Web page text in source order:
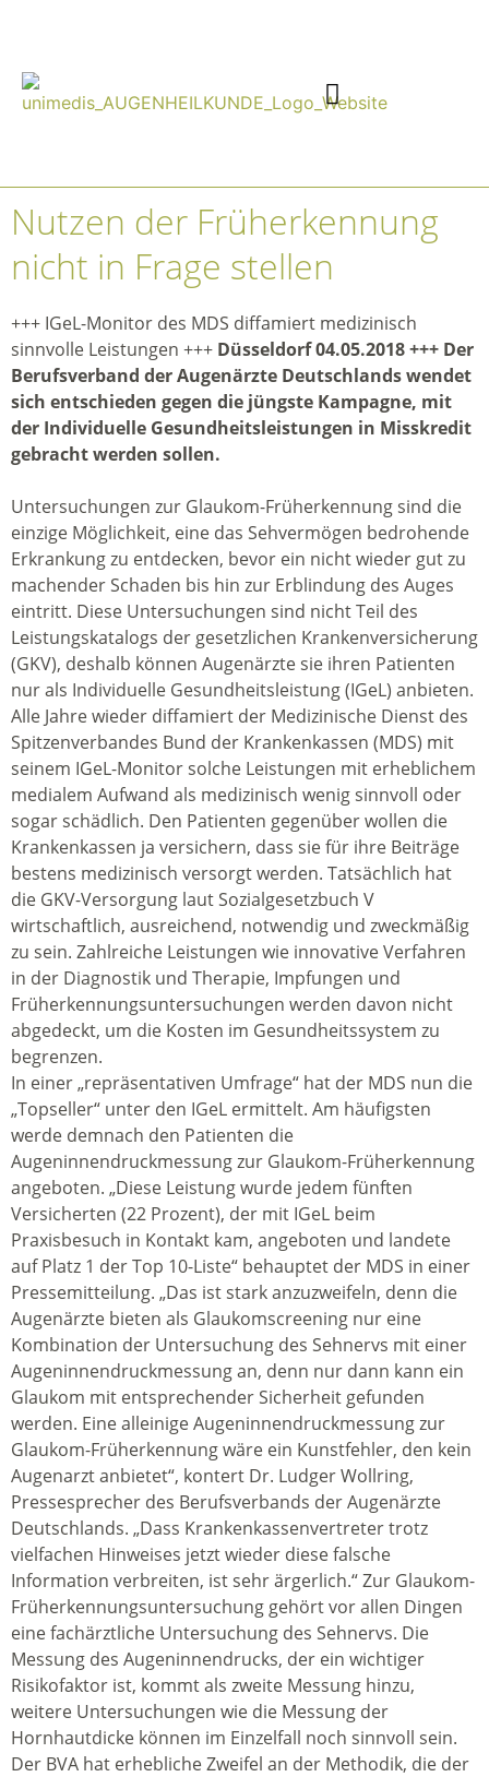
Nutzen der Früherkennung
nicht in Frage stellen
+++ IGeL-Monitor des MDS diffamiert medizinisch
sinnvolle Leistungen +++ Düsseldorf 04.05.2018 +++ Der
Berufsverband der Augenärzte Deutschlands wendet
sich entschieden gegen die jüngste Kampagne, mit
der Individuelle Gesundheitsleistungen in Misskredit
gebracht werden sollen.
Untersuchungen zur Glaukom-Früherkennung sind die
einzige Möglichkeit, eine das Sehvermögen bedrohende
Erkrankung zu entdecken, bevor ein nicht wieder gut zu
machender Schaden bis hin zur Erblindung des Auges
eintritt. Diese Untersuchungen sind nicht Teil des
Leistungskatalogs der gesetzlichen Krankenversicherung
(GKV), deshalb können Augenärzte sie ihren Patienten
nur als Individuelle Gesundheitsleistung (IGeL) anbieten.
Alle Jahre wieder diffamiert der Medizinische Dienst des
Spitzenverbandes Bund der Krankenkassen (MDS) mit
seinem IGeL-Monitor solche Leistungen mit erheblichem
medialem Aufwand als medizinisch wenig sinnvoll oder
sogar schädlich. Den Patienten gegenüber wollen die
Krankenkassen ja versichern, dass sie für ihre Beiträge
bestens medizinisch versorgt werden. Tatsächlich hat
die GKV-Versorgung laut Sozialgesetzbuch V
wirtschaftlich, ausreichend, notwendig und zweckmäßig
zu sein. Zahlreiche Leistungen wie innovative Verfahren
in der Diagnostik und Therapie, Impfungen und
Früherkennungsuntersuchungen werden davon nicht
abgedeckt, um die Kosten im Gesundheitssystem zu
begrenzen.
In einer „repräsentativen Umfrage“ hat der MDS nun die
„Topseller“ unter den IGeL ermittelt. Am häufigsten
werde demnach den Patienten die
Augeninnendruckmessung zur Glaukom-Früherkennung
angeboten. „Diese Leistung wurde jedem fünften
Versicherten (22 Prozent), der mit IGeL beim
Praxisbesuch in Kontakt kam, angeboten und landete
auf Platz 1 der Top 10-Liste“ behauptet der MDS in einer
Pressemitteilung. „Das ist stark anzuzweifeln, denn die
Augenärzte bieten als Glaukomscreening nur eine
Kombination der Untersuchung des Sehnervs mit einer
Augeninnendruckmessung an, denn nur dann kann ein
Glaukom mit entsprechender Sicherheit gefunden
werden. Eine alleinige Augeninnendruckmessung zur
Glaukom-Früherkennung wäre ein Kunstfehler, den kein
Augenarzt anbietet“, kontert Dr. Ludger Wollring,
Pressesprecher des Berufsverbands der Augenärzte
Deutschlands. „Dass Krankenkassenvertreter trotz
vielfachen Hinweises jetzt wieder diese falsche
Information verbreiten, ist sehr ärgerlich.“ Zur Glaukom-
Früherkennungsuntersuchung gehört vor allen Dingen
eine fachärztliche Untersuchung des Sehnervs. Die
Messung des Augeninnendrucks, der ein wichtiger
Risikofaktor ist, kommt als zweite Messung hinzu,
weitere Untersuchungen wie die Messung der
Hornhautdicke können im Einzelfall noch sinnvoll sein.
Der BVA hat erhebliche Zweifel an der Methodik, die der